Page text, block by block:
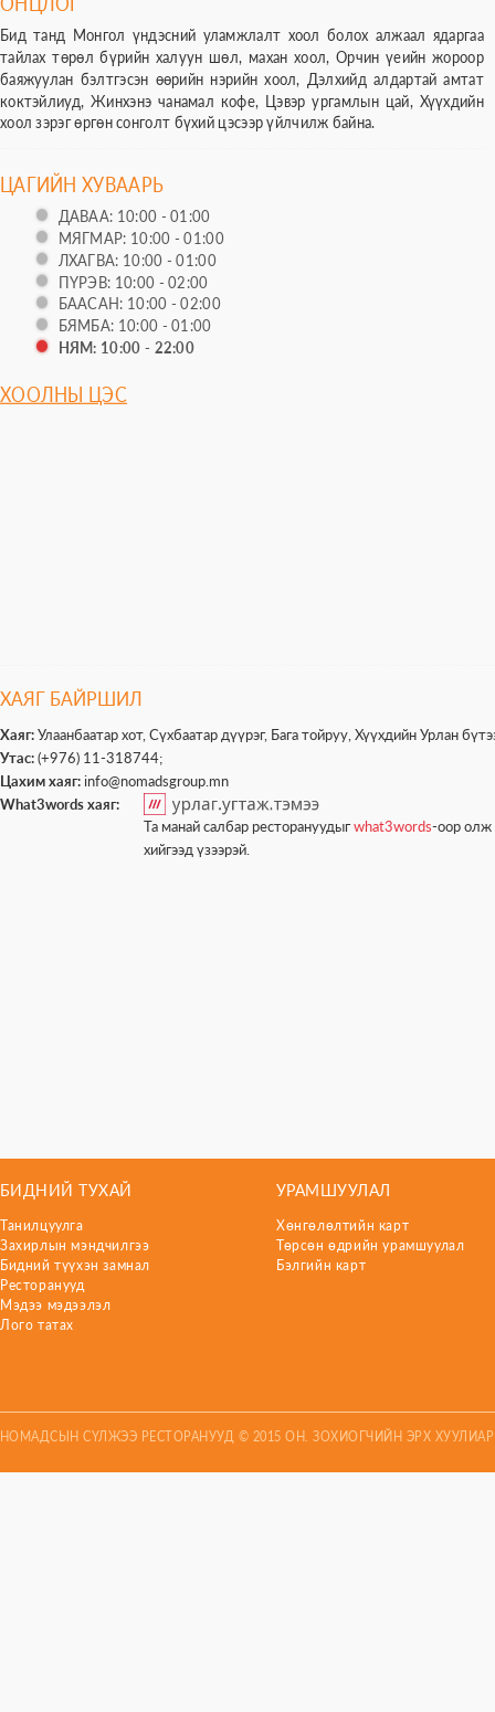
Бид танд Монгол үндэсний уламжлалт хоол болох алжаал ядаргаа
тайлах төрөл бүрийн халуун шөл, махан хоол, Орчин үеийн жороор
баяжуулан бэлтгэсэн өөрийн нэрийн хоол, Дэлхийд алдартай амтат
коктэйлиуд, Жинхэнэ чанамал кофе, Цэвэр ургамлын цай, Хүүхдийн
хоол зэрэг өргөн сонголт бүхий цэсээр үйлчилж байна.
ЦАГИЙН ХУВААРЬ
ДАВАА: 10:00 - 01:00
МЯГМАР: 10:00 - 01:00
ЛХАГВА: 10:00 - 01:00
ПҮРЭВ: 10:00 - 02:00
БААСАН: 10:00 - 02:00
БЯМБА: 10:00 - 01:00
НЯМ: 10:00 - 22:00
ХООЛНЫ ЦЭС
ХАЯГ БАЙРШИЛ
Хаяг:Улаанбаатар хот, Сүхбаатар дүүрэг, Бага тойруу, Хүүхдийн Урлан
Утас:(+976) 11-318744;
Цахим хаяг:info@nomadsgroup.mn
What3words хаяг:
Та манай салбар ресторануудыгwhat3words-оор олж
хийгээд үзээрэй.
БИДНИЙ ТУХАЙ
Танилцуулга
Захирлын мэндчилгээ
Бидний түүхэн замнал
Ресторанууд
Мэдээ мэдээлэл
Лого татах
УРАМШУУЛАЛ
Хөнгөлөлтийн карт
Төрсөн өдрийн урамшуулал
Бэлгийн карт
НОМАДСЫН СҮЛЖЭЭ РЕСТОРАНУУД © 2015 ОН. ЗОХИОГЧИЙН ЭРХ